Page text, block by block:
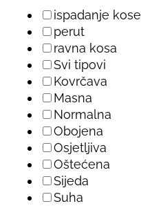
ispadanje kose
perut
ravna kosa
Svi tipovi
Kovrčava
Masna
Normalna
Obojena
Osjetljiva
Oštećena
Sijeda
Suha